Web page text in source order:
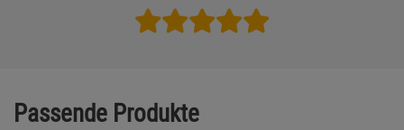
Passende Produkte